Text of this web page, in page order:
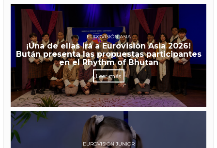
EUROVISIÓN ASIA
¡Una de ellas irá a Eurovisión Asia 2026!
Bután presenta las propuestas participantes
en el Rhythm of Bhutan
Leer más
EUROVISIÓN JUNIOR